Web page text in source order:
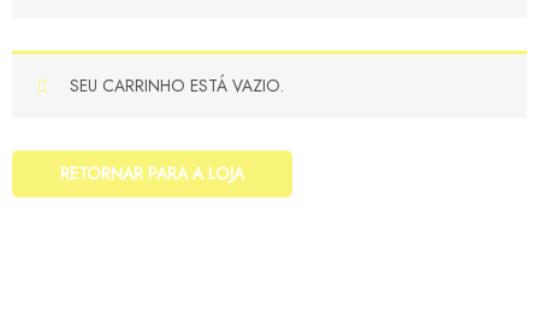
SEU CARRINHO ESTÁ VAZIO.
RETORNAR PARA A LOJA